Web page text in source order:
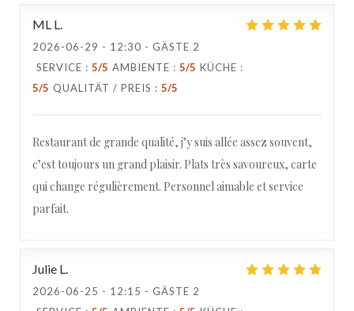
ML L
2026-06-29 - 12:30 - GÄSTE 2
SERVICE : 5/5 AMBIENTE : 5/5 KÜCHE :
5/5 QUALITÄT / PREIS : 5/5
Restaurant de grande qualité, j’y suis allée assez souvent,
c’est toujours un grand plaisir. Plats très savoureux, carte
qui change régulièrement. Personnel aimable et service
parfait.
Julie L
2026-06-25 - 12:15 - GÄSTE 2
Loco by Jem's